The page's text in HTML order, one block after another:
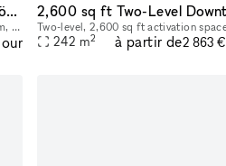
Cool och udda lokal för dig som söker något annorlinda för ditt event
I den här charmiga lokalen finns tre större rum, telefonrum, pentry samt toalett med dusch. En generös takhöjd och en bra lokaldisponering gör att lokalen kan passa flera olika typer av event. Drot
242 m2 à partir de2 863 €